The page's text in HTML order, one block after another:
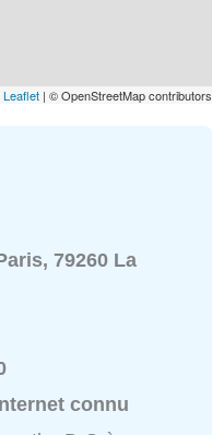
Leaflet | © OpenStreetMap contributors
79260 La
connu